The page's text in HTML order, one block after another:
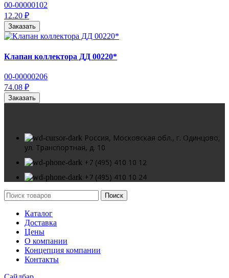
00-00000102
12.20 ₽
Заказать
Клапан коллектора ДД 00220*
00-00000206
74.08 ₽
Заказать
Россия, Московская обл., г. Одинцово,
ул. Транспортная, д. 10
+7 (495) 410 10 12
+7 (495) 410 10 24
Поиск
Каталог
Доставка
Цены
О компании
Концепция компании
Контакты